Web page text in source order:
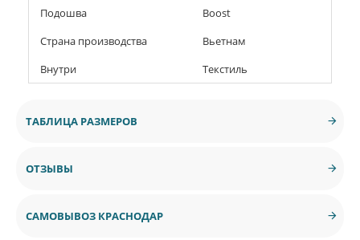
Подошва
Boost
Страна производства
Вьетнам
Внутри
Текстиль
ТАБЛИЦА РАЗМЕРОВ
ОТЗЫВЫ
САМОВЫВОЗ КРАСНОДАР